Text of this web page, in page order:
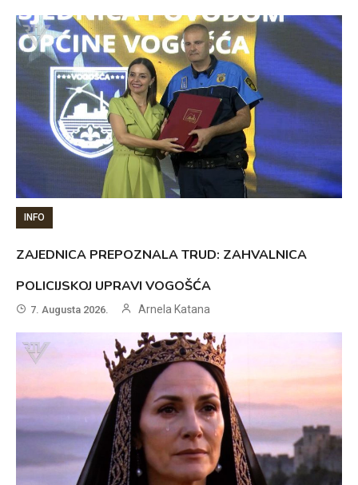
INFO
ZAJEDNICA PREPOZNALA TRUD: ZAHVALNICA
POLICIJSKOJ UPRAVI VOGOŠĆA
7. Augusta 2026. Arnela Katana